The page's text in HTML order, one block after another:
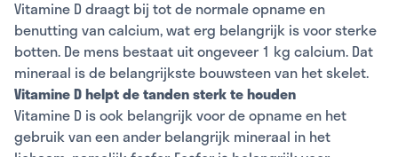
Vitamine D draagt bij tot de normale opname en
benutting van calcium, wat erg belangrijk is voor sterke
botten. De mens bestaat uit ongeveer 1 kg calcium. Dat
mineraal is de belangrijkste bouwsteen van het skelet.
Vitamine D helpt de tanden sterk te houden
Vitamine D is ook belangrijk voor de opname en het
gebruik van een ander belangrijk mineraal in het